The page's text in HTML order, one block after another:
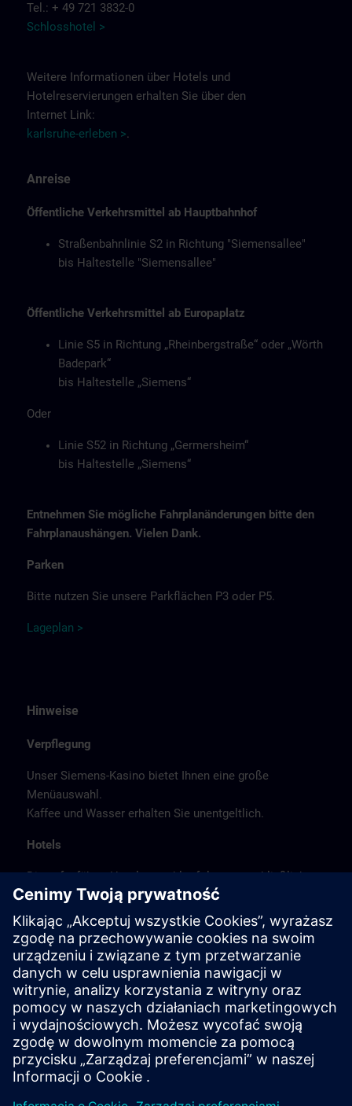
Tel.: + 49 721 3832-0
Schlosshotel >
Weitere Informationen über Hotels und
Hotelreservierungen erhalten Sie über den
Internet Link:
karlsruhe-erleben >.
Anreise
Öffentliche Verkehrsmittel ab Hauptbahnhof
Straßenbahnlinie S2 in Richtung "Siemensallee"
bis Haltestelle "Siemensallee"
Öffentliche Verkehrsmittel ab Europaplatz
Linie S5 in Richtung „Rheinbergstraße“ oder „Wörth
Badepark“
bis Haltestelle „Siemens“
Oder
Linie S52 in Richtung „Germersheim“
bis Haltestelle „Siemens“
Entnehmen Sie mögliche Fahrplanänderungen bitte den
Fahrplanaushängen. Vielen Dank.
Parken
Bitte nutzen Sie unsere Parkflächen P3 oder P5.
Lagep lan >
Hinweise
Verpflegung
Unser Siemens-Kasino bietet Ihnen eine große
Menüauswahl.
Kaffee und Wasser erhalten Sie unentgeltlich.
Hotels
Die aufgeführte Hotelauswahl erfolgte ausschließlich
anhand der Nähe der Hotels zum Kursort bzw. anhand
der günstigen Verkehrsanbindung zum
Veranstaltungsort.
Es handelt sich hierbei nicht um Siemens-
Vertragshotels, daher können wir für die Qualität der
Hotels keine Gewähr übernehmen.
Stornierung
Bitte stornieren Sie schriftlich.